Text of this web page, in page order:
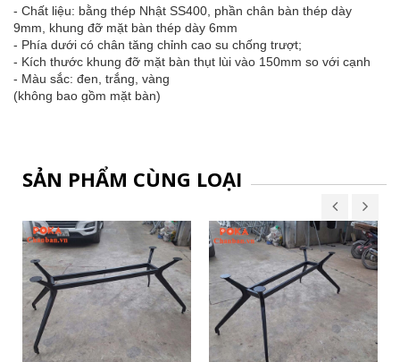
- Chất liệu: bằng thép Nhật SS400, phần chân bàn thép dày
9mm, khung đỡ mặt bàn thép dày 6mm
- Phía dưới có chân tăng chỉnh cao su chống trượt;
- Kích thước khung đỡ mặt bàn thụt lùi vào 150mm so với cạnh
- Màu sắc: đen, trắng, vàng
(không bao gồm mặt bàn)
SẢN PHẨM CÙNG LOẠI